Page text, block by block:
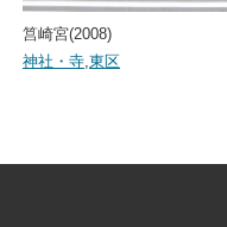
筥崎宮(2008)
神社・寺,東区